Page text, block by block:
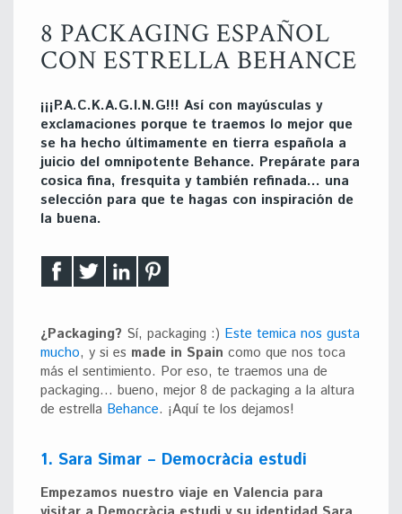
8 PACKAGING ESPAÑOL
CON ESTRELLA BEHANCE
¡¡¡P.A.C.K.A.G.I.N.G!!! Así con mayúsculas y
exclamaciones porque te traemos lo mejor que
se ha hecho últimamente en tierra española a
juicio del omnipotente Behance. Prepárate para
cosica fina, fresquita y también refinada… una
selección para que te hagas con inspiración de
la buena.
¿Packaging? Sí, packaging :) Este temica nos gusta
mucho, y si es made in Spain como que nos toca
más el sentimiento. Por eso, te traemos una de
packaging… bueno, mejor 8 de packaging a la altura
de estrella Behance. ¡Aquí te los dejamos!
1. Sara Simar – Democràcia estudi
Empezamos nuestro viaje en Valencia para